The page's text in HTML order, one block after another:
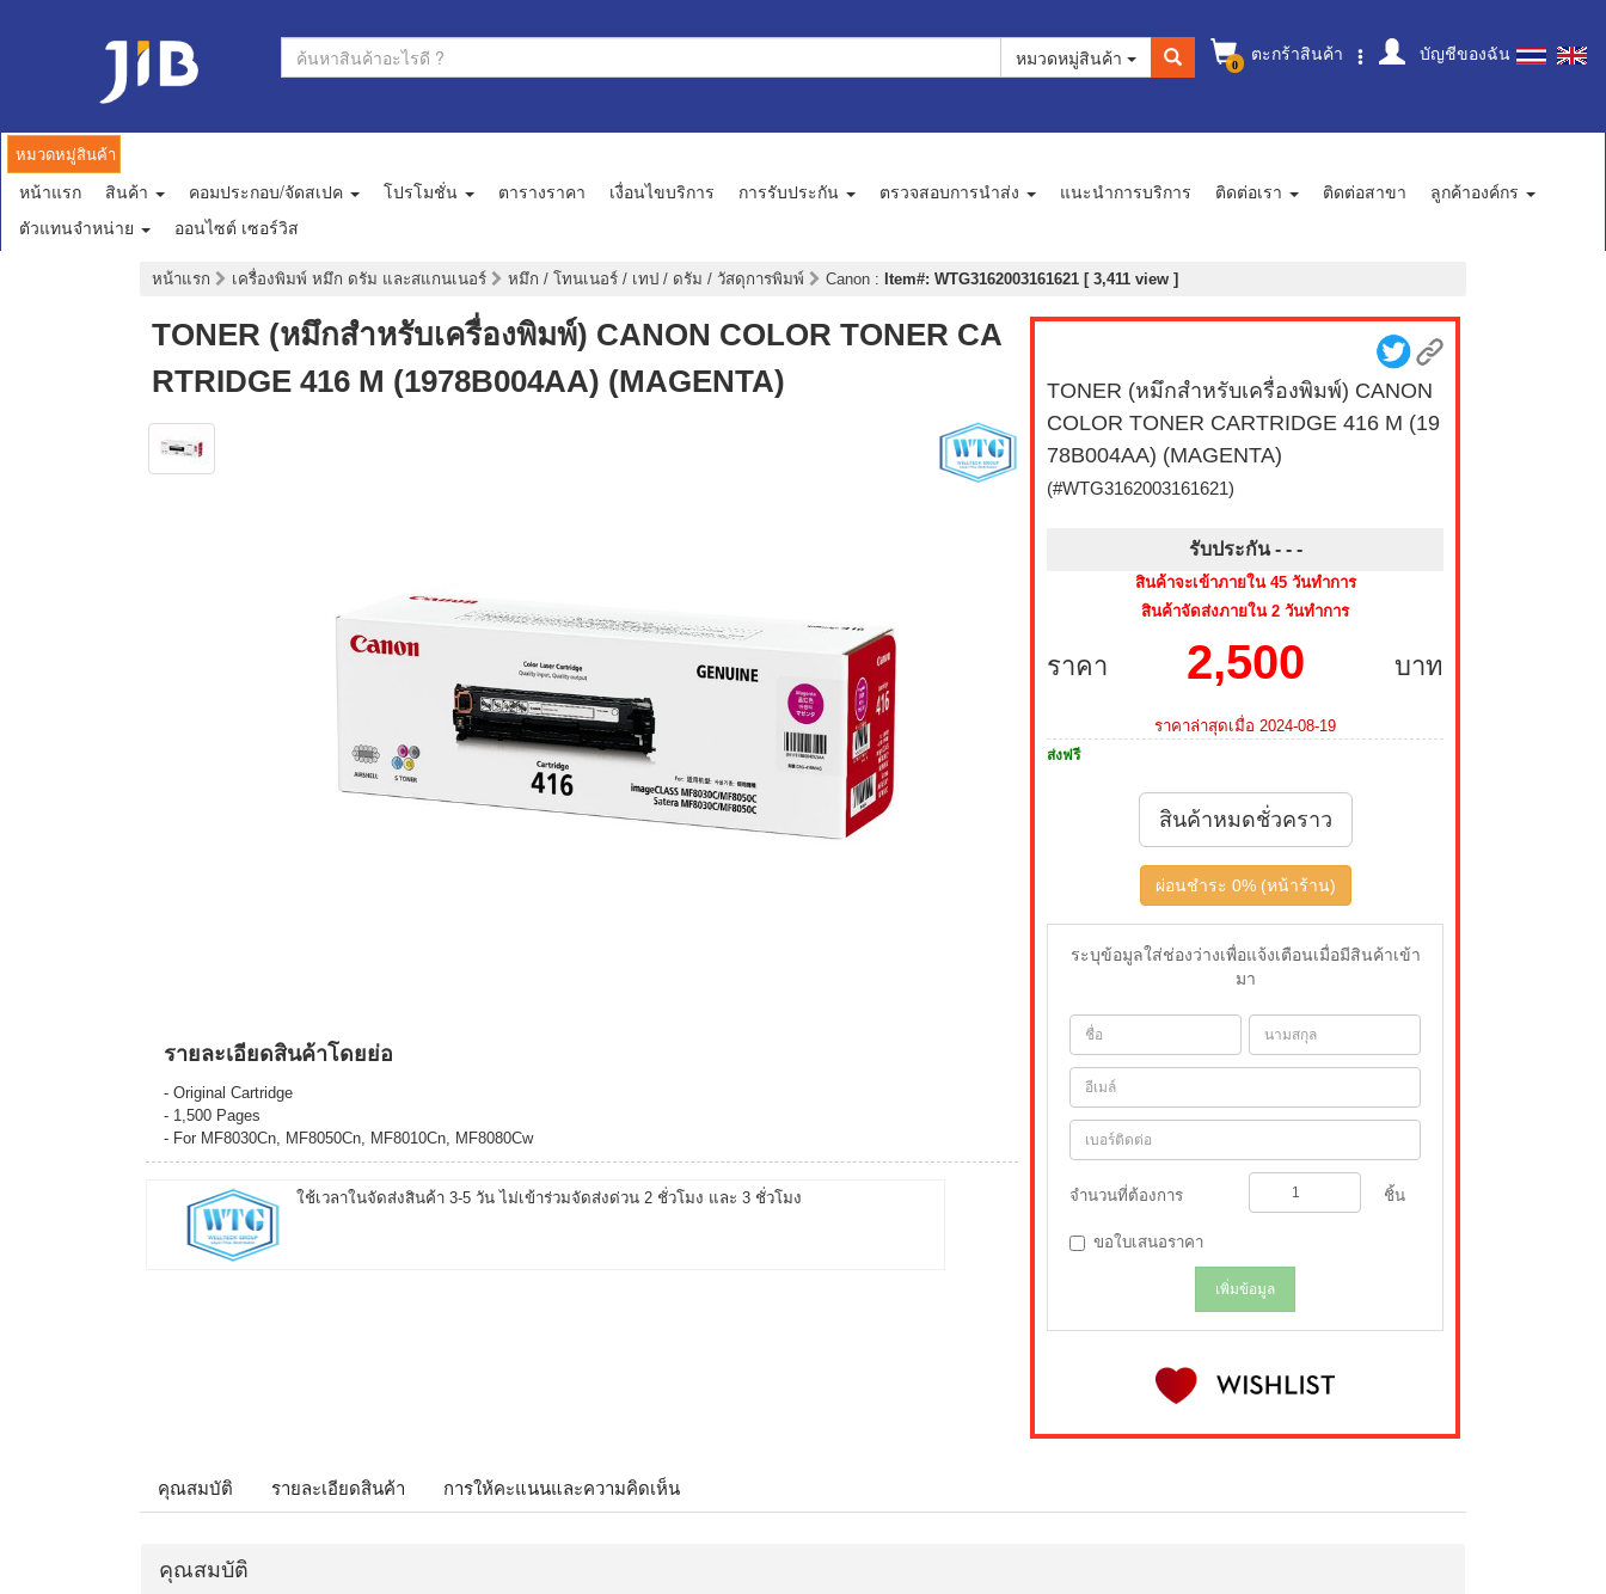
0 ตะกร้าสินค้า บัญชีของฉัน
หมวดหมู่สินค้า
หมวดหมู่สินค้า
หน้าแรก สินค้า คอมประกอบ/จัดสเปค โปรโมชั่น ตารางราคา เงื่อนไขบริการ การรับประกัน ตรวจสอบการนำส่ง แนะนำการบริการ ติดต่อเรา ติดต่อสาขา
ลูกค้าองค์กร
ตัวแทนจำหน่าย
ออนไซต์ เซอร์วิส
หน้าแรก เครื่องพิมพ์ หมึก ดรัม และสแกนเนอร์ หมึก / โทนเนอร์ / เทป / ดรัม / วัสดุการพิมพ์ Canon : Item#: WTG3162003161621 [ 3,411 view ]
TONER (หมึกสำหรับเครื่องพิมพ์) CANON COLOR TONER CA
RTRIDGE 416 M (1978B004AA) (MAGENTA)
รายละเอียดสินค้าโดยย่อ
- Original Cartridge
- 1,500 Pages
- For MF8030Cn, MF8050Cn, MF8010Cn, MF8080Cw
ใช้เวลาในจัดส่งสินค้า 3-5 วัน ไม่เข้าร่วมจัดส่งด่วน 2 ชั่วโมง และ 3 ชั่วโมง
TONER (หมึกสำหรับเครื่องพิมพ์) CANON
COLOR TONER CARTRIDGE 416 M (19
78B004AA) (MAGENTA)
(#WTG3162003161621)
รับประกัน - - -
สินค้าจะเข้าภายใน 45 วันทำการ
สินค้าจัดส่งภายใน 2 วันทำการ
ราคา บาท
2,500
ราคาล่าสุดเมื่อ 2024-08-19
ส่งฟรี
สินค้าหมดชั่วคราว
ผ่อนชำระ 0% (หน้าร้าน)
ระบุข้อมูลใส่ช่องว่างเพื่อแจ้งเตือนเมื่อมีสินค้าเข้า
มา
จำนวนที่ต้องการ ชิ้น
ขอใบเสนอราคา
เพิ่มข้อมูล
คุณสมบัติ รายละเอียดสินค้า การให้คะแนนและความคิดเห็น
คุณสมบัติ